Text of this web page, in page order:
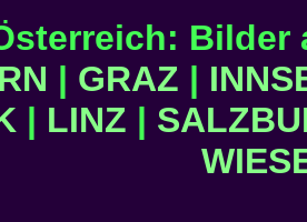
| GRAZ |
| LINZ |